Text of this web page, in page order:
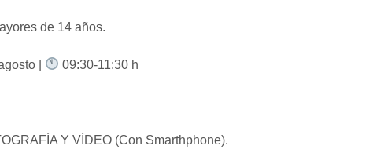
de 14 años.
| 09:30-11:30 h
Y VÍDEO (Con Smarthphone).